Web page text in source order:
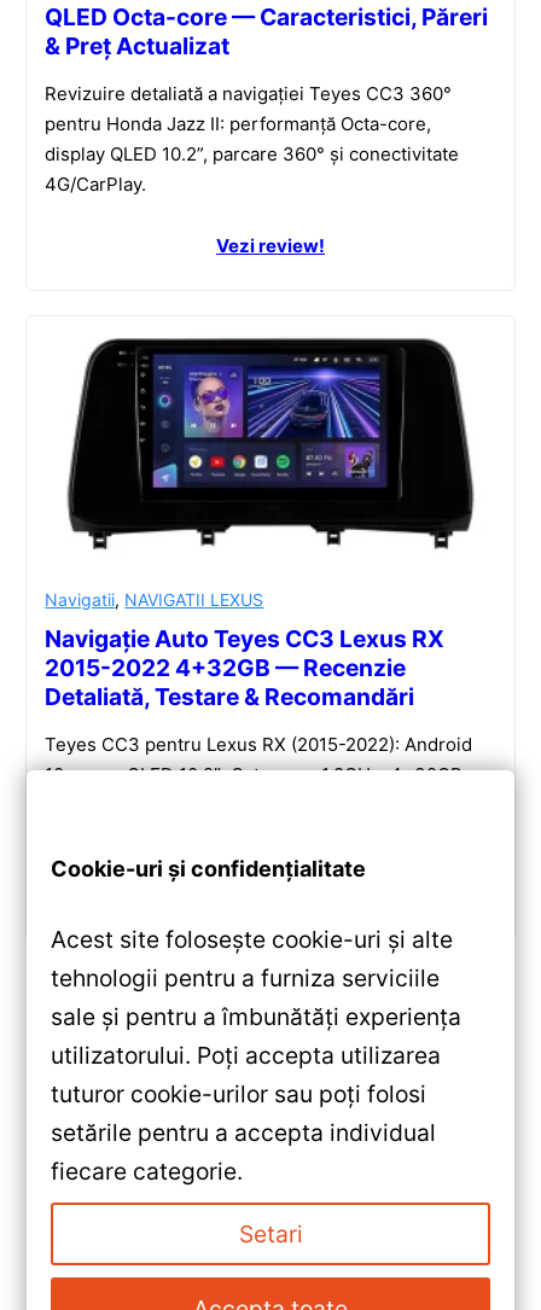
QLED Octa-core — Caracteristici, Păreri
& Preț Actualizat
Revizuire detaliată a navigației Teyes CC3 360°
pentru Honda Jazz II: performanță Octa-core,
display QLED 10.2”, parcare 360° și conectivitate
4G/CarPlay.
Vezi review!
Navigatii, NAVIGATII LEXUS
Navigație Auto Teyes CC3 Lexus RX
2015-2022 4+32GB — Recenzie
Detaliată, Testare & Recomandări
Teyes CC3 pentru Lexus RX (2015-2022): Android
10, ecran QLED 10.2″, Octa-core 1.8GHz, 4+32GB,
«Navigatie Auto Teyes CC3L 9″
IPS 2+32GB pentru Opel
Insignia — Recenzie Detaliată,
Testare & Recomandări
Navigatie Auto Teyes CC3L
WiFi Toyota Agya 2020-2023
2+32GB 10.2″ IPS Quad-core —
Cookie-uri și confidențialitate
Acest site folosește cookie-uri și alte
tehnologii pentru a furniza serviciile
sale și pentru a îmbunătăți experiența
utilizatorului. Poți accepta utilizarea
tuturor cookie-urilor sau poți folosi
setările pentru a accepta individual
fiecare categorie.
Setari